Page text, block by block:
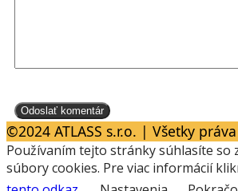
©2024 ATLASS s.r.o. | Všetky
Používaním tejto stránky súhlasíte so
súbory cookies. Pre viac informácií